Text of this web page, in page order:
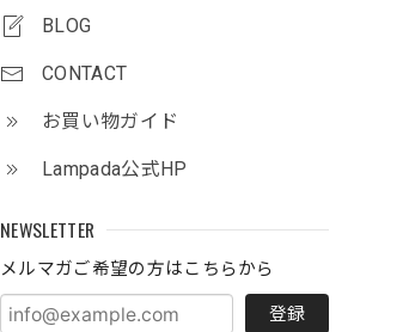
BLOG
CONTACT
お買い物ガイド
Lampada公式HP
NEWSLETTER
メルマガご希望の方はこちらから
登録